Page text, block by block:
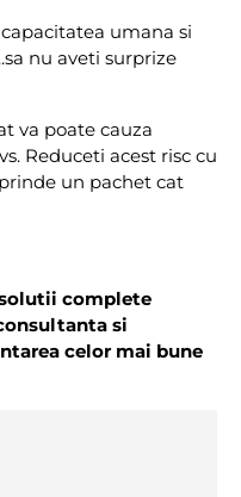
umana si
nu aveti surprize
va poate cauza
Reduceti acest risc cu
un pachet cat
complete
si
celor mai bune